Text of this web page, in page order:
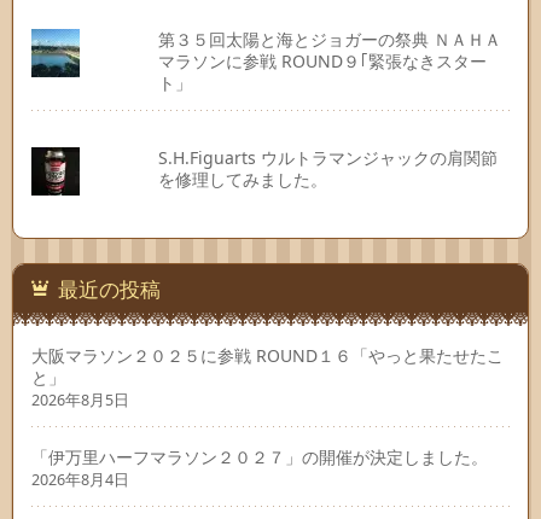
第３５回太陽と海とジョガーの祭典 ＮＡＨＡ
マラソンに参戦 ROUND９｢緊張なきスター
ト」
S.H.Figuarts ウルトラマンジャックの肩関節
を修理してみました。
最近の投稿
大阪マラソン２０２５に参戦 ROUND１６「やっと果たせたこ
と」
2026年8月5日
「伊万里ハーフマラソン２０２７」の開催が決定しました。
2026年8月4日